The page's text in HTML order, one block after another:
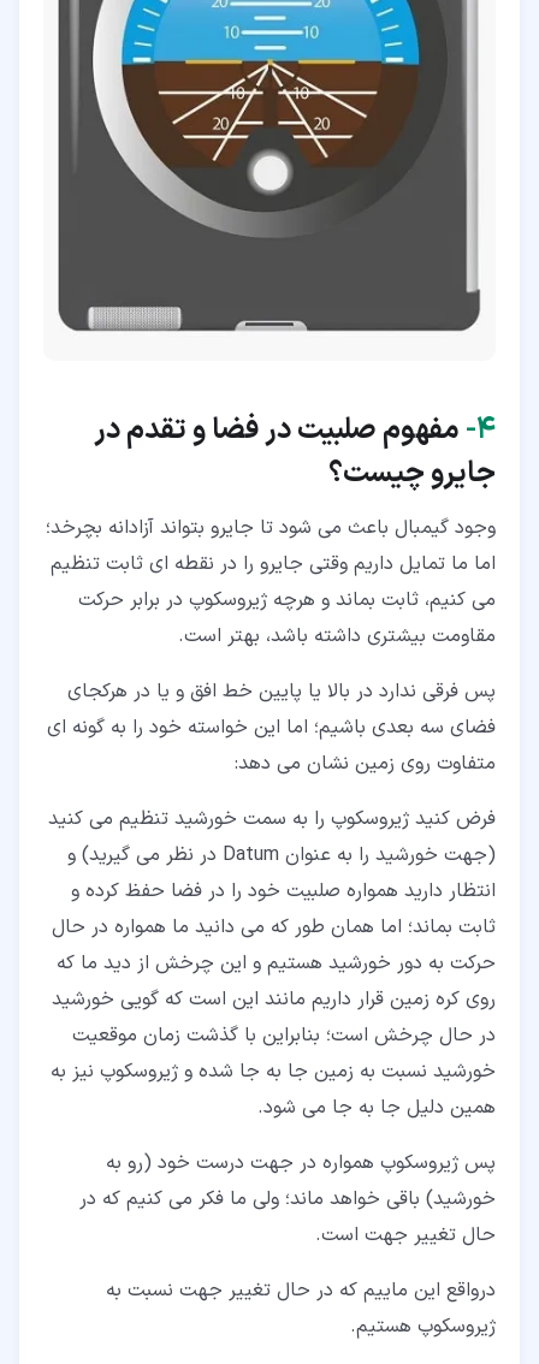
۴‏- مفهوم صلبیت در فضا و تقدم در
جایرو چیست؟
وجود گیمبال باعث می شود تا جایرو بتواند آزادانه بچرخد؛
اما ما تمایل داریم وقتی جایرو را در نقطه ای ثابت تنظیم
می کنیم، ثابت بماند و هرچه ژیروسکوپ در برابر حرکت
مقاومت بیشتری داشته باشد، بهتر است.
پس فرقی ندارد در بالا یا پایین خط افق و یا در هرکجای
فضای سه بعدی باشیم؛ اما این خواسته خود را به گونه ای
متفاوت روی زمین نشان می دهد:
فرض کنید ژیروسکوپ را به سمت خورشید تنظیم می کنید
(جهت خورشید را به عنوان Datum در نظر می گیرید) و
انتظار دارید همواره صلبیت خود را در فضا حفظ کرده و
ثابت بماند؛ اما همان طور که می دانید ما همواره در حال
حرکت به دور خورشید هستیم و این چرخش از دید ما که
روی کره زمین قرار داریم مانند این است که گویی خورشید
در حال چرخش است؛ بنابراین با گذشت زمان موقعیت
خورشید نسبت به زمین جا به جا شده و ژیروسکوپ نیز به
همین دلیل جا به جا می شود.
پس ژیروسکوپ همواره در جهت درست خود (رو به
خورشید) باقی خواهد ماند؛ ولی ما فکر می کنیم که در
حال تغییر جهت است.
درواقع این ماییم که در حال تغییر جهت نسبت به
ژیروسکوپ هستیم.